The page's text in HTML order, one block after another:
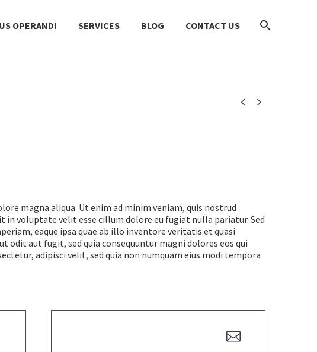
OPERANDI SERVICES BLOG CONTACT US
 
magna aliqua. Ut enim ad minim veniam, quis nostrud
voluptate velit esse cillum dolore eu fugiat nulla pariatur. Sed
eaque ipsa quae ab illo inventore veritatis et quasi
aut fugit, sed quia consequuntur magni dolores eos qui
adipisci velit, sed quia non numquam eius modi tempora

